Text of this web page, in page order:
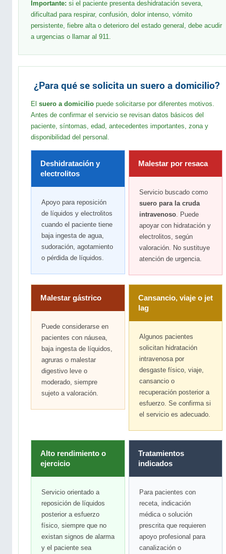
Importante: si el paciente presenta deshidratación severa,
dificultad para respirar, confusión, dolor intenso, vómito
persistente, fiebre alta o deterioro del estado general, debe acudir
a urgencias o llamar al 911.
¿Para qué se solicita un suero a domicilio?
El suero a domicilio puede solicitarse por diferentes motivos.
Antes de confirmar el servicio se revisan datos básicos del
paciente, síntomas, edad, antecedentes importantes, zona y
disponibilidad del personal.
Deshidratación y
electrolitos
Apoyo para reposición
de líquidos y electrolitos
cuando el paciente tiene
baja ingesta de agua,
sudoración, agotamiento
o pérdida de líquidos.
Malestar por resaca
Servicio buscado como
suero para la cruda
intravenoso . Puede
apoyar con hidratación y
electrolitos, según
valoración. No sustituye
atención de urgencia.
Malestar gástrico
Puede considerarse en
pacientes con náusea,
baja ingesta de líquidos,
agruras o malestar
digestivo leve o
moderado, siempre
sujeto a valoración.
Cansancio, viaje o jet
lag
Algunos pacientes
solicitan hidratación
intravenosa por
desgaste físico, viaje,
cansancio o
recuperación posterior a
esfuerzo. Se confirma si
el servicio es adecuado.
Alto rendimiento o
ejercicio
Servicio orientado a
reposición de líquidos
posterior a esfuerzo
físico, siempre que no
existan signos de alarma
y el paciente sea
Tratamientos
indicados
Para pacientes con
receta, indicación
médica o solución
prescrita que requieren
apoyo profesional para
canalización o